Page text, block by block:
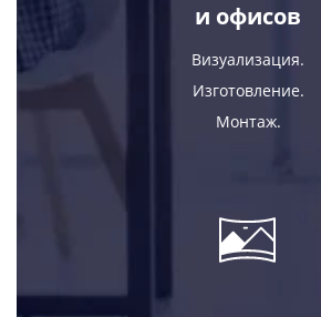
и офисов
Визуализация.
Изготовление.
Монтаж.